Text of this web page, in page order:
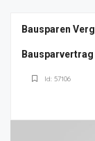
Bausparen
Id: 57106